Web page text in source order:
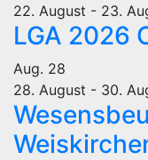
22. August - 23.
LGA 2026
Aug. 28
28. August - 30.